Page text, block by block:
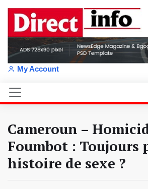
My Account
Cameroun –
Foumbot : Toujours
histoire de sexe ?